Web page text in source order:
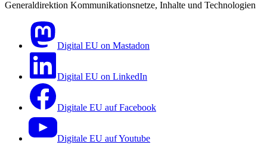
Generaldirektion Kommunikationsnetze, Inhalte und Technologien
Digital EU on Mastadon
Digital EU on LinkedIn
Digitale EU auf Facebook
Digitale EU auf Youtube